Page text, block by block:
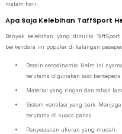
malam hari.
Apa Saja Kelebihan TaffSport
Banyak kelebihan yang dimiliki
berkendara ini populer di kalangan
Desain aerodinamis. Helm ini
terutama digunakan saat
Material yang ringan dan tahan
Sistem ventilasi yang baik.
terutama di cuaca panas.
Penyesuaian ukuran yang mudah.